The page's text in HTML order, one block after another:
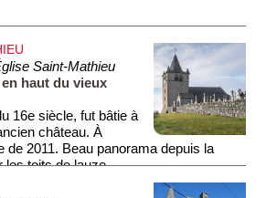
Saint-Mathieu
haut du vieux
16e siècle, fut bâtie à
château. À
de 2011. Beau panorama depuis la
les toits de lauze.